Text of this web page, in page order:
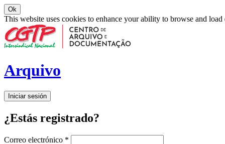
Ok
This website uses cookies to enhance your ability to browse and load
Arquivo
Iniciar sesión
¿Estás registrado?
Correo electrónico *